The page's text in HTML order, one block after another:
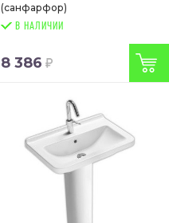
(санфарфор)
В НАЛИЧИИ
8 386